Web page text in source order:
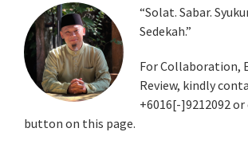
Primary
Sidebar
“Solat. Sabar.
Sedekah.”
For Collaboration,
Review, kindly
+6016[-]9212092
button on this page.